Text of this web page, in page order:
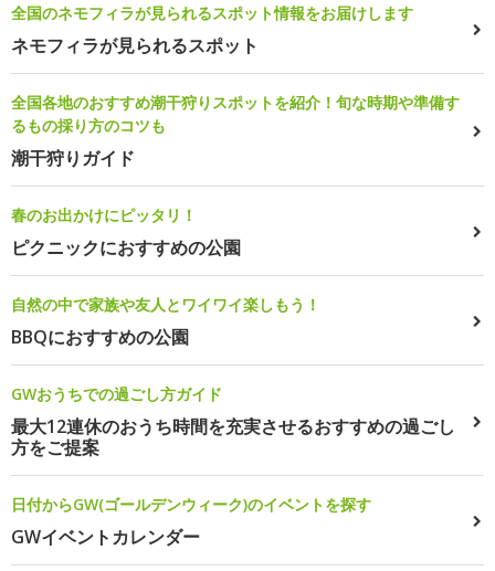
全国のネモフィラが見られるスポット情報をお届けします
ネモフィラが見られるスポット
全国各地のおすすめ潮干狩りスポットを紹介！旬な時期や準備す
るもの採り方のコツも
潮干狩りガイド
春のお出かけにピッタリ！
ピクニックにおすすめの公園
自然の中で家族や友人とワイワイ楽しもう！
BBQにおすすめの公園
GWおうちでの過ごし方ガイド
最大12連休のおうち時間を充実させるおすすめの過ごし
方をご提案
日付からGW(ゴールデンウィーク)のイベントを探す
GWイベントカレンダー